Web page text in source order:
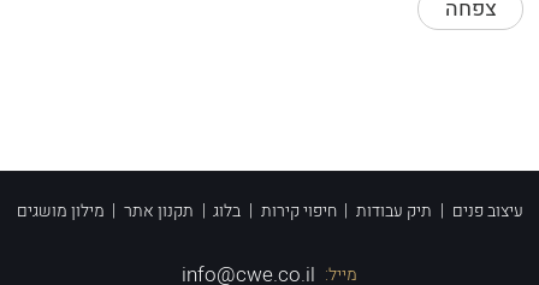
צפחה
עיצוב פנים | תיק עבודות | חיפוי קירות | בלוג | תקנון אתר | מילון מושגים
מייל: info@cwe.co.il